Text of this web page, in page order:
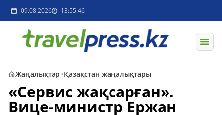
09.08.2026 13:55:46
Жаңалықтар Қазақстан жаңалықтары
«Сервис жақсарған».
Вице-министр Ержан